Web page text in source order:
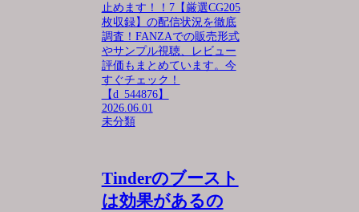
止めます！！7【厳選CG205
枚収録】の配信状況を徹底
調査！FANZAでの販売形式
やサンプル視聴、レビュー
評価もまとめています。今
すぐチェック！
【d_544876】
2026.06.01
未分類
Tinderのブースト
は効果があるの